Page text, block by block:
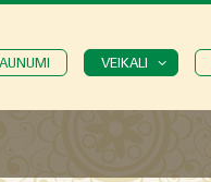
VEIKALI